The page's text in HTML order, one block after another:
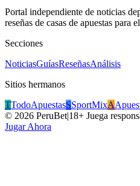
Portal independiente de noticias
reseñas de casas de apuestas para
Secciones
NoticiasGuíasReseñasAnálisis
Sitios hermanos
TTodoApuestasSSportMixA
© 2026 PeruBet|18+ Juega
Jugar Ahora